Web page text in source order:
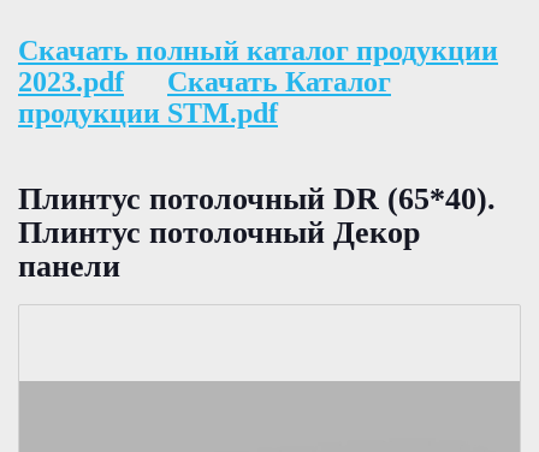
Скачать полный каталог продукции
2023.pdf
Скачать Каталог
продукции STM.pdf
Плинтус потолочный DR (65*40).
Плинтус потолочный Декор
панели